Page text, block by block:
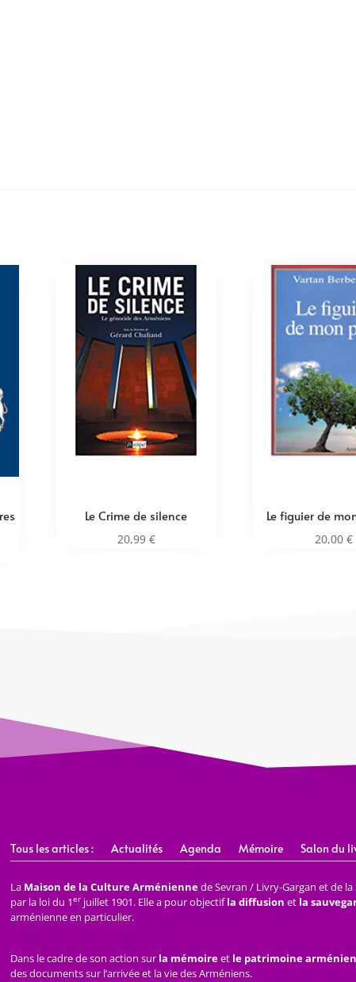
Le Crime de silence
20,99 €
Le figuier de
20,00 €
Tous les articles : Actualités Agenda Mémoire Salon du
La Maison de la Culture Arméniennede Sevran / Livry-Gargan et de
par la loi du 1erjuillet 1901. Elle a pour objectifla diffusion et la
arménienne en particulier.
Dans le cadre de son action sur la mémoireet le patrimoine arménien
des documents sur l’arrivée et la vie des Arméniens.